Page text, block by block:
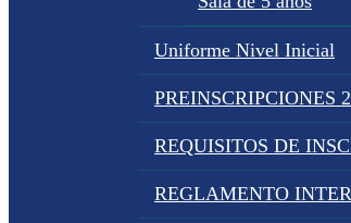
Uniforme Nivel Inicial
PREINSCRIPCIONES
REQUISITOS DE
REGLAMENTO